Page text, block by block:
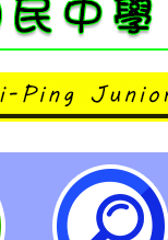
：徐嘉